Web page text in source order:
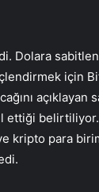
Dolara
için
kripto para